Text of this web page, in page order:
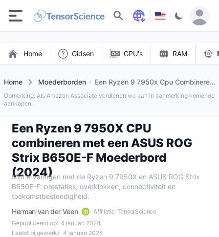
Zoeken
Home Gidsen GPU's RAM
Home Moederborden
Een Ryzen 9 7950x Cpu Combineren
Met Een Asus Rog Strix B650e F
Opmerking: Als Amazon Associate verdienen we aan in aanmerking komende
aankopen.
Een Ryzen 9 7950X CPU
combineren met een ASUS ROG
Strix B650E-F Moederbord
(2024)
Mijn ervaringen met de Ryzen 9 7950X en ASUS ROG Strix
B650E-F: prestaties, overklokken, connectiviteit en
toekomstbestendigheid.
Herman van der Veen
Affiliatie: TensorScience
Gepubliceerd op: 4 januari 2024
Laatst bijgewerkt: 4 januari 2024